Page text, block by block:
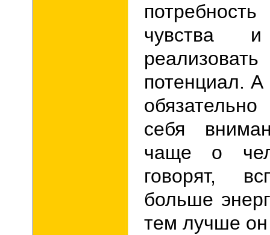
чувства и
потенциал. А
себя
чаще о
говорят,
больше
тем лучше